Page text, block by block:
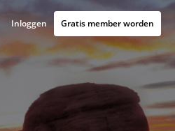
Inloggen Gratis member worden